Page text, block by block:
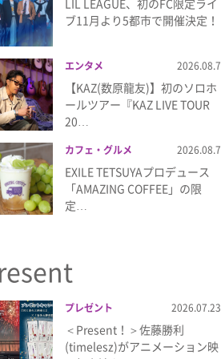
LIL LEAGUE、初のFC限定ライ
ブ11月より5都市で開催決定！
エンタメ 2026.08.7
【KAZ(数原龍友)】初のソロホ
ールツアー『KAZ LIVE TOUR
20…
カフェ・グルメ 2026.08.7
EXILE TETSUYAプロデュース
「AMAZING COFFEE」の限
定…
プレゼント 2026.07.23
＜Present！＞佐藤勝利
(timelesz)がアニメーション映